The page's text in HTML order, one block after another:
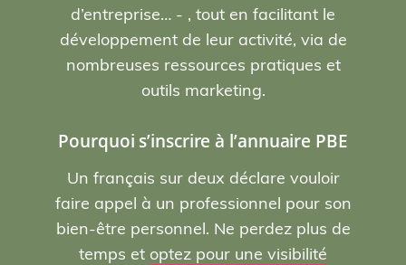
d’entreprise… - , tout en facilitant le
développement de leur activité, via de
nombreuses ressources pratiques et
outils marketing.
Pourquoi s’inscrire à l’annuaire PBE
Un français sur deux déclare vouloir
faire appel à un professionnel pour son
bien-être personnel. Ne perdez plus de
temps et optez pour une visibilité